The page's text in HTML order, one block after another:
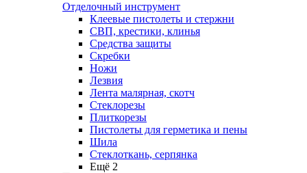
Отделочный инструмент
Клеевые пистолеты и стержни
СВП, крестики, клинья
Средства защиты
Скребки
Ножи
Лезвия
Лента малярная, скотч
Стеклорезы
Плиткорезы
Пистолеты для герметика и пены
Шила
Стеклоткань, серпянка
Ещё 2